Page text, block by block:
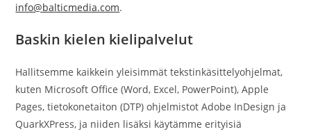
info@balticmedia.com.
Baskin kielen kielipalvelut
Hallitsemme kaikkein yleisimmät tekstinkäsittelyohjelmat,
kuten Microsoft Office (Word, Excel, PowerPoint), Apple
Pages, tietokonetaiton (DTP) ohjelmistot Adobe InDesign ja
QuarkXPress, ja niiden lisäksi käytämme erityisiä